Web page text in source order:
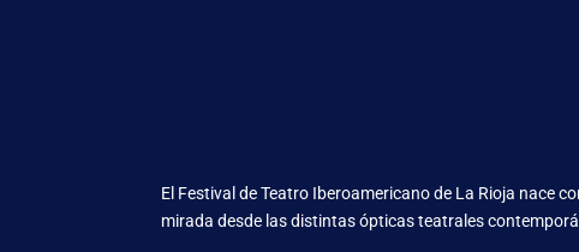
El Festival de Teatro Iberoamericano de La Rioja nace
mirada desde las distintas ópticas teatrales